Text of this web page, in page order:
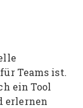
Teams ist.
ein Tool
erlernen